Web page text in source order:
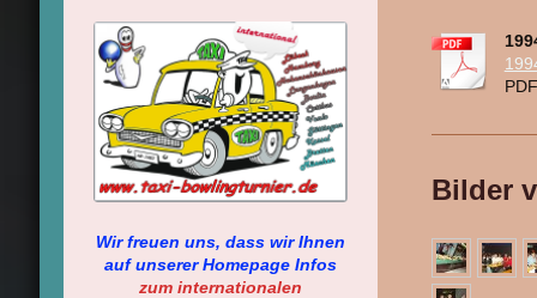
Bilder
Wir freuen uns, dass wir Ihnen
auf unserer Homepage Infos
zum internationalen